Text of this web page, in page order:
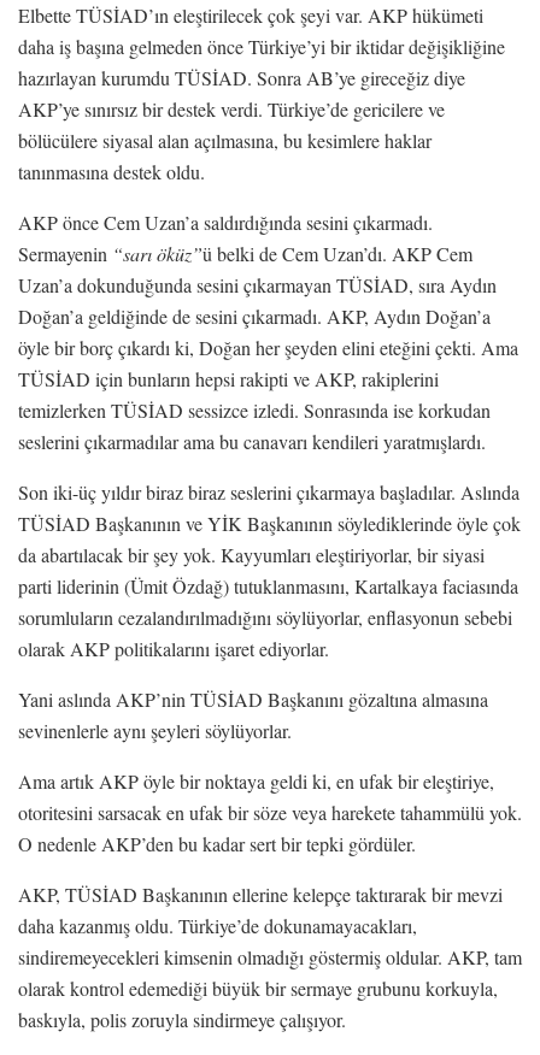
Elbette TÜSİAD’ın eleştirilecek çok şeyi var. AKP hükümeti
daha iş başına gelmeden önce Türkiye’yi bir iktidar değişikliğine
hazırlayan kurumdu TÜSİAD. Sonra AB’ye gireceğiz diye
AKP’ye sınırsız bir destek verdi. Türkiye’de gericilere ve
bölücülere siyasal alan açılmasına, bu kesimlere haklar
tanınmasına destek oldu.
AKP önce Cem Uzan’a saldırdığında sesini çıkarmadı.
Sermayenin “sarı öküz”ü belki de Cem Uzan’dı. AKP Cem
Uzan’a dokunduğunda sesini çıkarmayan TÜSİAD, sıra Aydın
Doğan’a geldiğinde de sesini çıkarmadı. AKP, Aydın Doğan’a
öyle bir borç çıkardı ki, Doğan her şeyden elini eteğini çekti. Ama
TÜSİAD için bunların hepsi rakipti ve AKP, rakiplerini
temizlerken TÜSİAD sessizce izledi. Sonrasında ise korkudan
seslerini çıkarmadılar ama bu canavarı kendileri yaratmışlardı.
Son iki-üç yıldır biraz biraz seslerini çıkarmaya başladılar. Aslında
TÜSİAD Başkanının ve YİK Başkanının söylediklerinde öyle çok
da abartılacak bir şey yok. Kayyumları eleştiriyorlar, bir siyasi
parti liderinin (Ümit Özdağ) tutuklanmasını, Kartalkaya faciasında
sorumluların cezalandırılmadığını söylüyorlar, enflasyonun sebebi
olarak AKP politikalarını işaret ediyorlar.
Yani aslında AKP’nin TÜSİAD Başkanını gözaltına almasına
sevinenlerle aynı şeyleri söylüyorlar.
Ama artık AKP öyle bir noktaya geldi ki, en ufak bir eleştiriye,
otoritesini sarsacak en ufak bir söze veya harekete tahammülü yok.
O nedenle AKP’den bu kadar sert bir tepki gördüler.
AKP, TÜSİAD Başkanının ellerine kelepçe taktırarak bir mevzi
daha kazanmış oldu. Türkiye’de dokunamayacakları,
sindiremeyecekleri kimsenin olmadığı göstermiş oldular. AKP, tam
olarak kontrol edemediği büyük bir sermaye grubunu korkuyla,
baskıyla, polis zoruyla sindirmeye çalışıyor.